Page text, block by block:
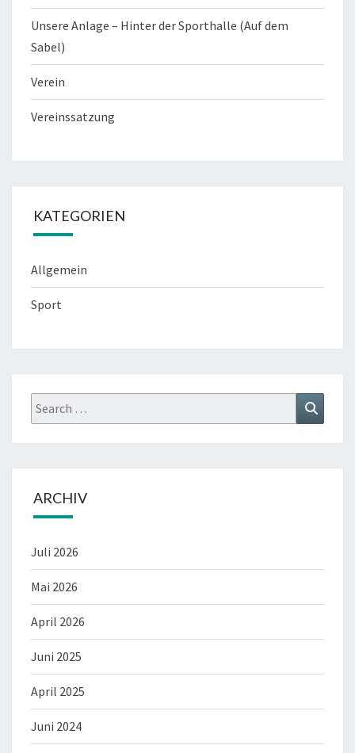
Unsere Anlage – Hinter der Sporthalle (Auf dem
Sabel)
Verein
Vereinssatzung
KATEGORIEN
Allgemein
Sport
Search
for:
ARCHIV
Juli 2026
Mai 2026
April 2026
Juni 2025
April 2025
Juni 2024